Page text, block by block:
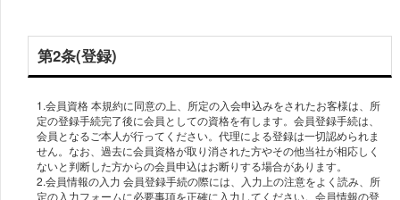
第2条(登録)
1.会員資格 本規約に同意の上、所定の入会申込みをされたお客様は、所
定の登録手続完了後に会員としての資格を有します。会員登録手続は、
会員となるご本人が行ってください。代理による登録は一切認められま
せん。なお、過去に会員資格が取り消された方やその他当社が相応しく
ないと判断した方からの会員申込はお断りする場合があります。
2.会員情報の入力 会員登録手続の際には、入力上の注意をよく読み、所
定の入力フォームに必要事項を正確に入力してください。会員情報の登